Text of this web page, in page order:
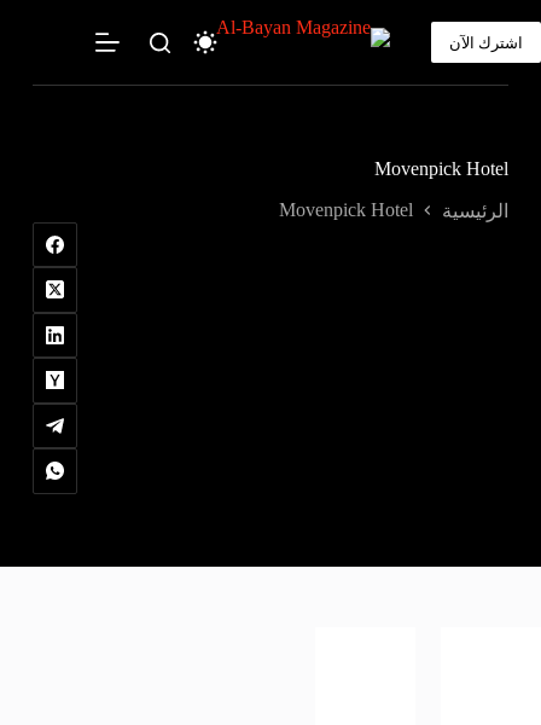
إلى
المحتوى
اشترك الآن
Movenpick Hotel
الرئيسية Movenpick Hotel